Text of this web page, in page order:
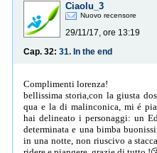
Ciaolu_3
Nuovo recensore
29/11/17, ore 13:19
Cap. 32: 31. In the end
Complimenti lorenza!
bellissima storia,con la giusta
qua e la di malinconica, mi é
hai delineato i personaggi: un
determinata e una bimba
in una notte, non riuscivo a